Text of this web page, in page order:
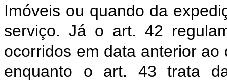
Imóveis ou quando da
serviço. Já o art. 42
ocorridos em data anterior
enquanto o art. 43 trata